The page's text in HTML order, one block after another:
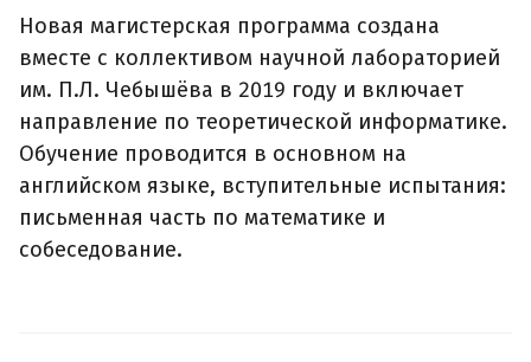
Новая магистерская программа создана
вместе с коллективом научной лабораторией
им. П.Л. Чебышёва в 2019 году и включает
направление по теоретической информатике.
Обучение проводится в основном на
английском языке, вступительные испытания:
письменная часть по математике и
собеседование.